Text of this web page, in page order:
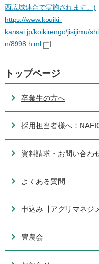
西広域連合で実施されます。)
https://www.kouiki-
kansai.jp/koikirengo/jisijimu/
n/8998.html
トップページ
卒業生の方へ
採用担当者様へ：
資料請求・お問い合わ
よくある質問
申込み【アグリマネジ
豊農会